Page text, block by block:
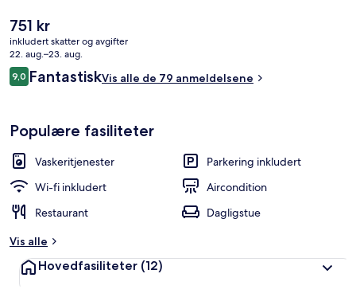
4 minutter unna til fots.
Den
nåværende
prisen
er
751 kr
751 kr
inkludert skatter og avgifter
22. aug.–23. aug.
Anmeldelser
9,09,0 av 10 –
FantastiskVis alle de 79 anmeldelsene
Populære fasiliteter
Vaskeritjenester
Parkering inkludert
Wi-fi inkludert
Aircondition
Restaurant
Dagligstue
Vis alle
Hovedfasiliteter (12)